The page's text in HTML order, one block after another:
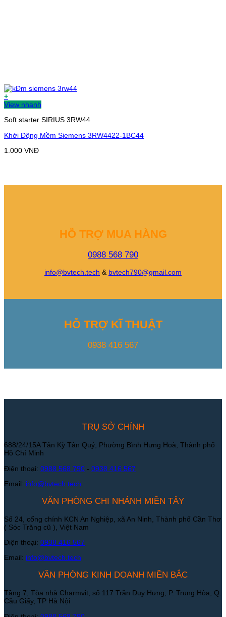
+
View nhanh
Soft starter SIRIUS 3RW44
Khởi Động Mềm Siemens 3RW4422-1BC44
1.000 VNĐ
HỖ TRỢ MUA HÀNG
0988 568 790
info@bvtech.tech & bvtech790@gmail.com
HỖ TRỢ KĨ THUẬT
0938 416 567
TRỤ SỞ CHÍNH
688/24/15A Tân Kỳ Tân Quý, Phường Bình Hưng Hoà, Thành phố
Hồ Chí Minh
Điện thoại: 0988 568 790 - 0938 416 567
Email: info@bvtech.tech
VĂN PHÒNG CHI NHÁNH MIỀN TÂY
Số 24, cổng chính KCN An Nghiệp, xã An Ninh, Thành phố Cần Thơ
( Sóc Trăng cũ ), Việt Nam
Điện thoại: 0938 416 567
Email: info@bvtech.tech
VĂN PHÒNG KINH DOANH MIỀN BẮC
Tầng 7, Tòa nhà Charmvit, số 117 Trần Duy Hưng, P. Trung Hòa, Q.
Cầu Giấy, TP Hà Nội